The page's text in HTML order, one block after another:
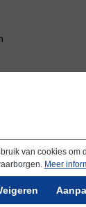
van cookies om
Meer